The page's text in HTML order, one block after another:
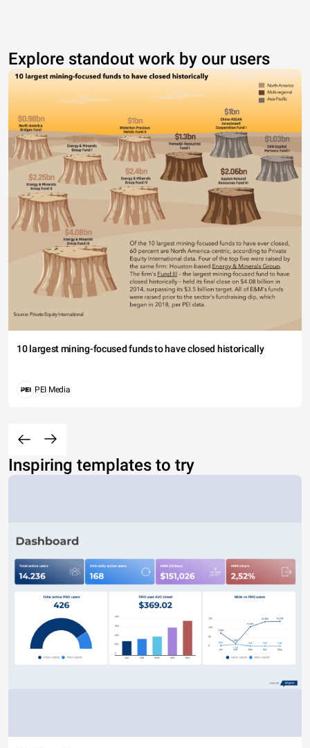
Explore standout work by our users
10 largest mining-focused funds to have closed historically
PEI Media
Inspiring templates to try